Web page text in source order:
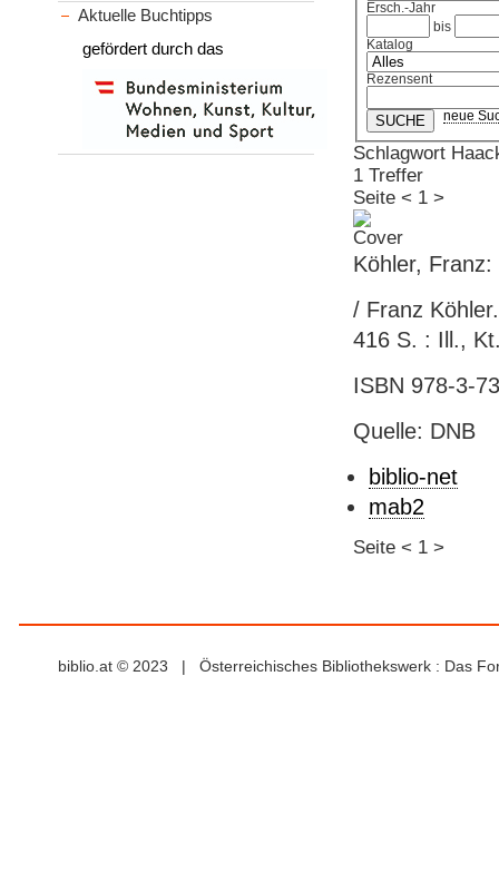
Ersch.-Jahr
bis
Katalog
Rezensent
neue
Schlagwort
1 Treffer
Seite < 1 >
Köhler,
/ Franz
416 S. : Ill.,
ISBN 978-3-
Quelle: DNB
biblio-net
mab2
Seite < 1 >
Aktuelle Buchtipps
gefördert durch das
biblio.at © 2023 | Österreichisches Bibliothekswerk : Das